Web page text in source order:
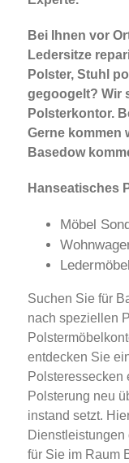
Bei Ihnen vor
Ledersitze
Polster, Stuhl
gegoogelt? Wir
Polsterkontor.
Gerne kommen
Basedow
Hanseatisches
Möbel
Suchen Sie für
nach speziellen
entdecken Sie
Polsteressecken
Polsterung neu
instand setzt.
für Sie im Raum